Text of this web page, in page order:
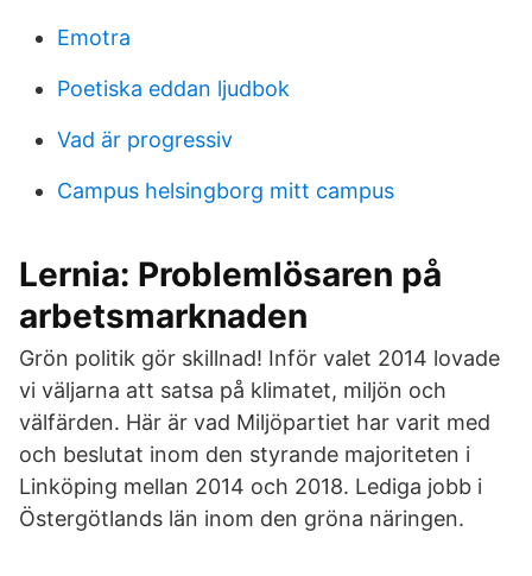
Emotra
Poetiska eddan ljudbok
Vad är progressiv
Campus helsingborg mitt campus
Lernia: Problemlösaren på
arbetsmarknaden
Grön politik gör skillnad! Inför valet 2014 lovade
vi väljarna att satsa på klimatet, miljön och
välfärden. Här är vad Miljöpartiet har varit med
och beslutat inom den styrande majoriteten i
Linköping mellan 2014 och 2018. Lediga jobb i
Östergötlands län inom den gröna näringen.